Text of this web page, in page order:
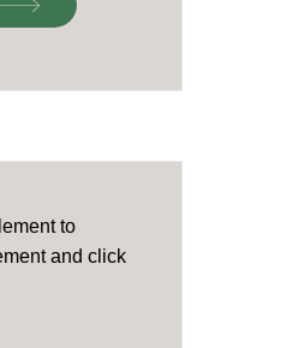
to
and click